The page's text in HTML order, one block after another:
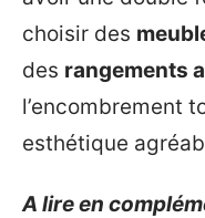
choisir des
des rangements
l’encombrement
esthétique
A lire en